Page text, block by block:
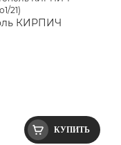
КИРПИЧ
КУПИТЬ